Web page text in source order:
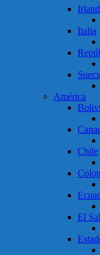
Italia
América
Chile
El